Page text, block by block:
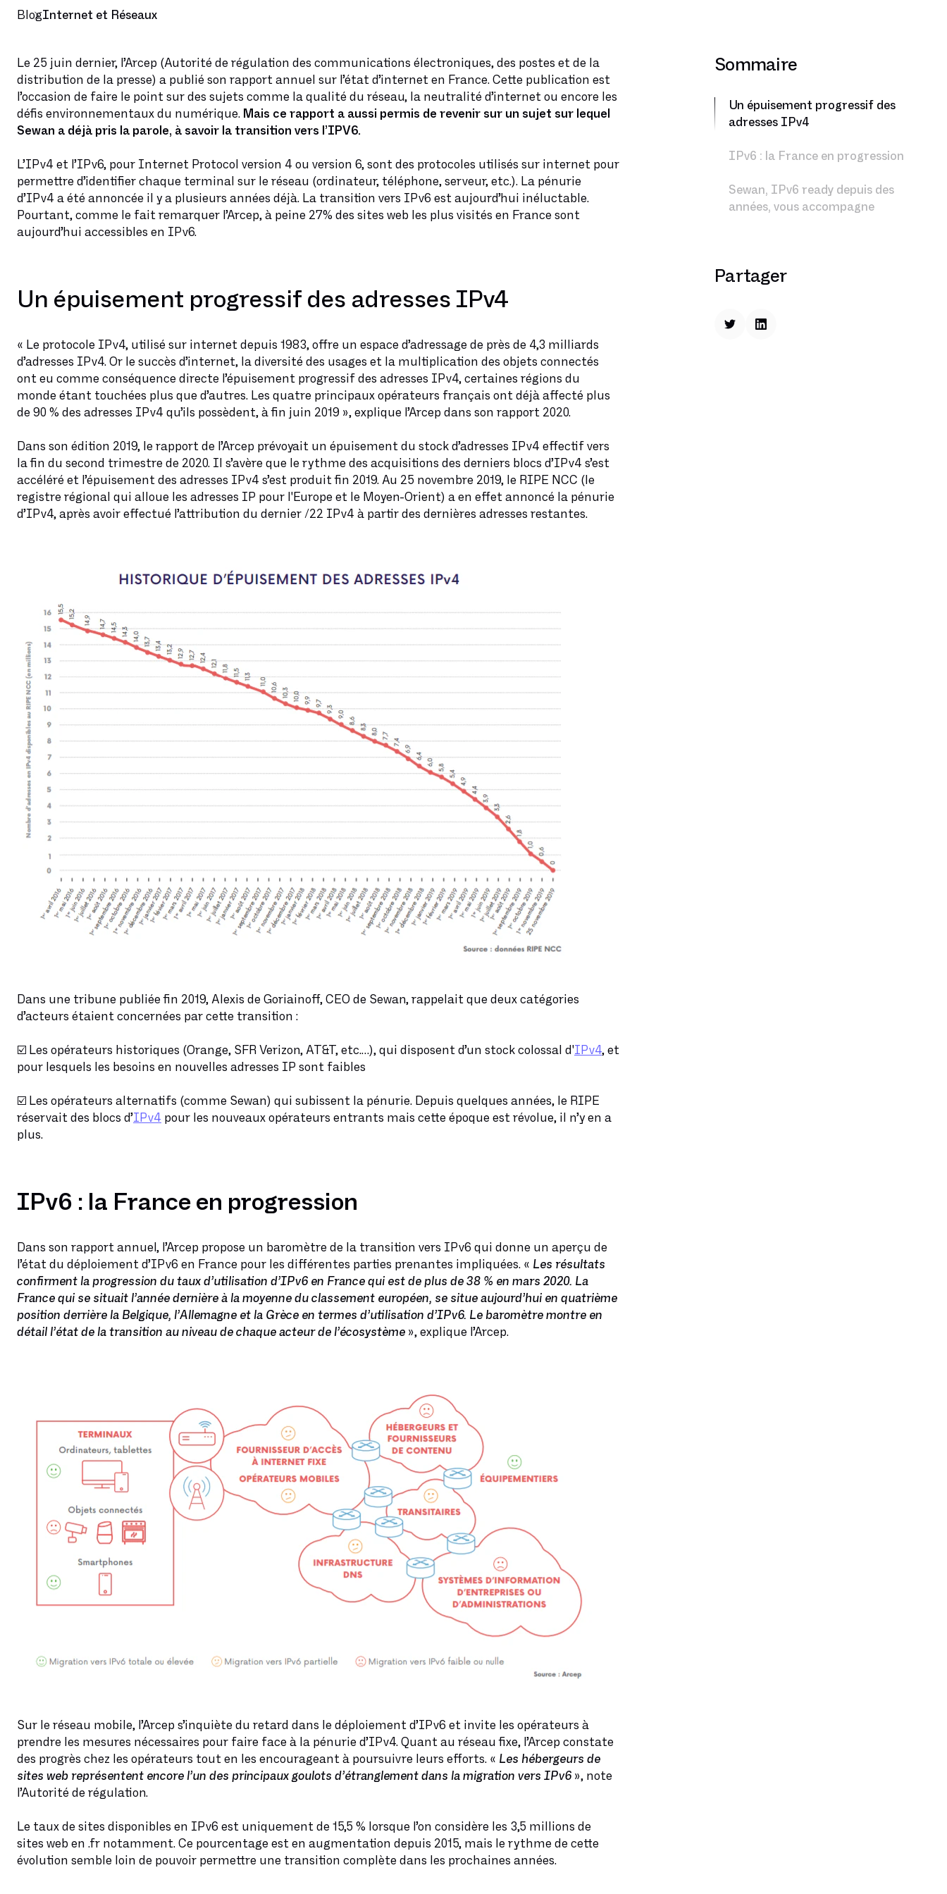
BlogInternet et Réseaux
Le 25 juin dernier, l’Arcep (Autorité de régulation des communications électroniques, des postes et de la
distribution de la presse) a publié son rapport annuel sur l’état d’internet en France. Cette publication est
l’occasion de faire le point sur des sujets comme la qualité du réseau, la neutralité d’internet ou encore les
défis environnementaux du numérique. Mais ce rapport a aussi permis de revenir sur un sujet sur lequel
Sewan a déjà pris la parole, à savoir la transition vers l’IPV6.
L’IPv4 et l’IPv6, pour Internet Protocol version 4 ou version 6, sont des protocoles utilisés sur internet pour
permettre d’identifier chaque terminal sur le réseau (ordinateur, téléphone, serveur, etc.). La pénurie
d’IPv4 a été annoncée il y a plusieurs années déjà. La transition vers IPv6 est aujourd’hui inéluctable.
Pourtant, comme le fait remarquer l’Arcep, à peine 27% des sites web les plus visités en France sont
aujourd’hui accessibles en IPv6.
Un épuisement progressif des adresses IPv4
« Le protocole IPv4, utilisé sur internet depuis 1983, offre un espace d’adressage de près de 4,3 milliards
d’adresses IPv4. Or le succès d’internet, la diversité des usages et la multiplication des objets connectés
ont eu comme conséquence directe l’épuisement progressif des adresses IPv4, certaines régions du
monde étant touchées plus que d’autres. Les quatre principaux opérateurs français ont déjà affecté plus
de 90 % des adresses IPv4 qu’ils possèdent, à fin juin 2019 », explique l’Arcep dans son rapport 2020.
Dans son édition 2019, le rapport de l’Arcep prévoyait un épuisement du stock d’adresses IPv4 effectif vers
la fin du second trimestre de 2020. Il s’avère que le rythme des acquisitions des derniers blocs d’IPv4 s’est
accéléré et l’épuisement des adresses IPv4 s’est produit fin 2019. Au 25 novembre 2019, le RIPE NCC (le
registre régional qui alloue les adresses IP pour l'Europe et le Moyen-Orient) a en effet annoncé la pénurie
d’IPv4, après avoir effectué l’attribution du dernier /22 IPv4 à partir des dernières adresses restantes.
Dans une tribune publiée fin 2019, Alexis de Goriainoff, CEO de Sewan, rappelait que deux catégories
d’acteurs étaient concernées par cette transition :
☑️ Les opérateurs historiques (Orange, SFR Verizon, AT&T, etc.…), qui disposent d’un stock colossal d'IPv4, et
pour lesquels les besoins en nouvelles adresses IP sont faibles
☑️ Les opérateurs alternatifs (comme Sewan) qui subissent la pénurie. Depuis quelques années, le RIPE
réservait des blocs d’IPv4 pour les nouveaux opérateurs entrants mais cette époque est révolue, il n’y en a
plus.
IPv6 : la France en progression
Dans son rapport annuel, l’Arcep propose un baromètre de la transition vers IPv6 qui donne un aperçu de
l’état du déploiement d’IPv6 en France pour les différentes parties prenantes impliquées. « Les résultats
confirment la progression du taux d’utilisation d’IPv6 en France qui est de plus de 38 % en mars 2020. La
France qui se situait l’année dernière à la moyenne du classement européen, se situe aujourd’hui en quatrième
position derrière la Belgique, l’Allemagne et la Grèce en termes d’utilisation d’IPv6. Le baromètre montre en
détail l’état de la transition au niveau de chaque acteur de l’écosystème », explique l’Arcep.
Sur le réseau mobile, l’Arcep s’inquiète du retard dans le déploiement d’IPv6 et invite les opérateurs à
prendre les mesures nécessaires pour faire face à la pénurie d’IPv4. Quant au réseau fixe, l’Arcep constate
des progrès chez les opérateurs tout en les encourageant à poursuivre leurs efforts. « Les hébergeurs de
sites web représentent encore l’un des principaux goulots d’étranglement dans la migration vers IPv6 », note
l’Autorité de régulation.
Le taux de sites disponibles en IPv6 est uniquement de 15,5 % lorsque l’on considère les 3,5 millions de
sites web en .fr notamment. Ce pourcentage est en augmentation depuis 2015, mais le rythme de cette
évolution semble loin de pouvoir permettre une transition complète dans les prochaines années.
Sommaire
Un épuisement progressif des
adresses IPv4
IPv6 : la France en progression
Sewan, IPv6 ready depuis des
années, vous accompagne
Partager